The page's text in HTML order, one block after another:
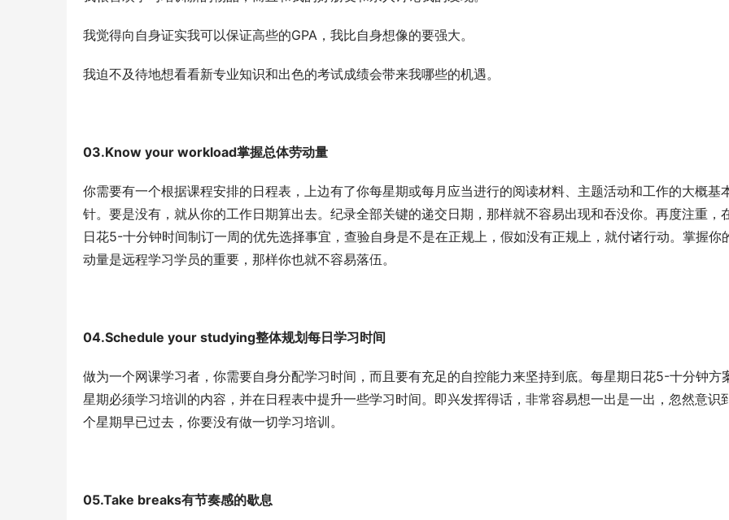
我觉得向自身证实我可以保证高些的GPA，我比自身想像的要强大。
我迫不及待地想看看新专业知识和出色的考试成绩会带来我哪些的机遇。
03.Know your workload掌握总体劳动量
你需要有一个根据课程安排的日程表，上边有了你每星期或每月应当进行的阅读材料、主题活动和工作的大概基
针。要是没有，就从你的工作日期算出去。纪录全部关键的递交日期，那样就不容易出现和吞没你。再度注重，
日花5-十分钟时间制订一周的优先选择事宜，查验自身是不是在正规上，假如没有正规上，就付诸行动。掌握你
动量是远程学习学员的重要，那样你也就不容易落伍。
04.Schedule your studying整体规划每日学习时间
做为一个网课学习者，你需要自身分配学习时间，而且要有充足的自控能力来坚持到底。每星期日花5-十分钟方
星期必须学习培训的内容，并在日程表中提升一些学习时间。即兴发挥得话，非常容易想一出是一出，忽然意识
个星期早已过去，你要没有做一切学习培训。
05.Take breaks有节奏感的歇息